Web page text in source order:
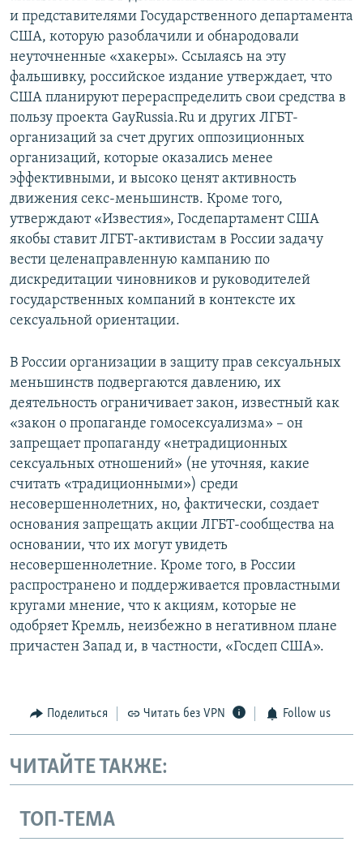
и представителями Государственного департамента
США, которую разоблачили и обнародовали
неуточненные «хакеры». Ссылаясь на эту
фальшивку, российское издание утверждает, что
США планируют перераспределить свои средства в
пользу проекта GayRussia.Ru и других ЛГБТ-
организаций за счет других оппозиционных
организаций, которые оказались менее
эффективными, и высоко ценят активность
движения секс-меньшинств. Кроме того,
утверждают «Известия», Госдепартамент США
якобы ставит ЛГБТ-активистам в России задачу
вести целенаправленную кампанию по
дискредитации чиновников и руководителей
государственных компаний в контексте их
сексуальной ориентации.
В России организации в защиту прав сексуальных
меньшинств подвергаются давлению, их
деятельность ограничивает закон, известный как
«закон о пропаганде гомосексуализма» – он
запрещает пропаганду «нетрадиционных
сексуальных отношений» (не уточняя, какие
считать «традиционными») среди
несовершеннолетних, но, фактически, создает
основания запрещать акции ЛГБТ-сообщества на
основании, что их могут увидеть
несовершеннолетние. Кроме того, в России
распространено и поддерживается провластными
кругами мнение, что к акциям, которые не
одобряет Кремль, неизбежно в негативном плане
причастен Запад и, в частности, «Госдеп США».
Поделиться Читать без VPN Follow us
ЧИТАЙТЕ ТАКЖЕ:
ТОП-ТЕМА